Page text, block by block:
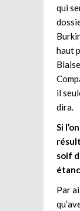
qui
haut
il
dira.
Si
soif
Par